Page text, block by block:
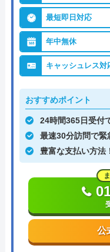
最短即日対応
年中無休
キャッシュレス対
おすすめポイント
24時間365日受付
最速30分訪問で緊
豊富な支払い方法
公